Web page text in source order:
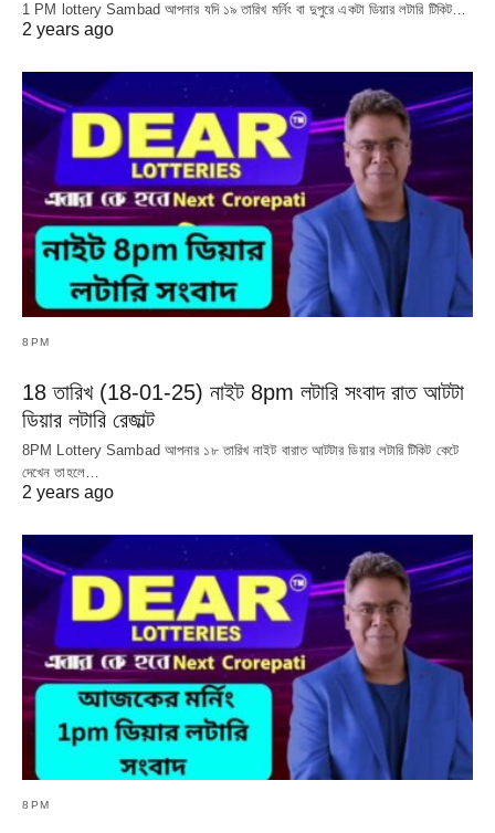
1 PM lottery Sambad আপনার যদি ১৯ তারিখ মর্নিং বা দুপুরে একটা ডিয়ার লটারি টিকিট…
2 years ago
8PM
18 তারিখ (18-01-25) নাইট 8pm লটারি সংবাদ রাত আটটা
ডিয়ার লটারি রেজাল্ট
8PM Lottery Sambad আপনার ১৮ তারিখ নাইট বারাত আটটার ডিয়ার লটারি টিকিট কেটে
দেখেন তাহলে…
2 years ago
8PM